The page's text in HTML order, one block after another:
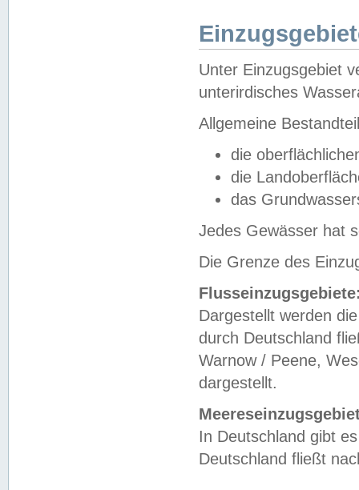
Unter Einzugsgebiet
unterirdisches
Allgemeine
die
die
das
Jedes Gewässer hat
Die Grenze des
Dargestellt werden
durch Deutschland
Warnow / Peene,
dargestellt.
In Deutschland gibt
Deutschland fließt